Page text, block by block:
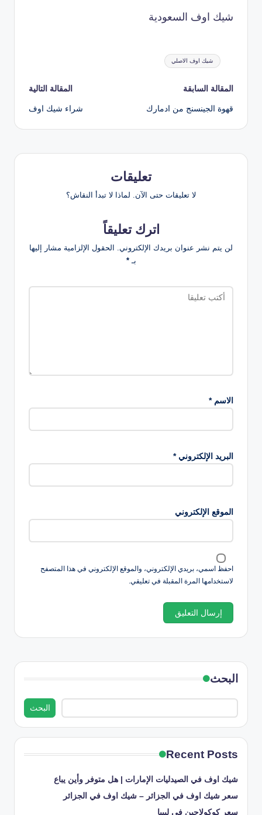
شيك اوف السعودية
العلامات:
شيك اوف الاصلي
تصفّح
المقالات
المقالة السابقة
قهوة الجينسنج من ادمارك
المقالة التالية
شراء شيك اوف
تعليقات
لا تعليقات حتى الآن. لماذا لا تبدأ النقاش؟
اترك تعليقاً
لن يتم نشر عنوان بريدك الإلكتروني.
الحقول الإلزامية مشار إليها
بـ*
الاسم*
البريد الإلكتروني*
الموقع الإلكتروني
احفظ اسمي، بريدي الإلكتروني، والموقع الإلكتروني في هذا المتصفح
لاستخدامها المرة المقبلة في تعليقي.
البحث
البحث
Recent Posts
شيك اوف في الصيدليات الإمارات | هل متوفر وأين يباع
سعر شيك اوف في الجزائر – شيك اوف في الجزائر
سعر كوكولاجين في ليبيا